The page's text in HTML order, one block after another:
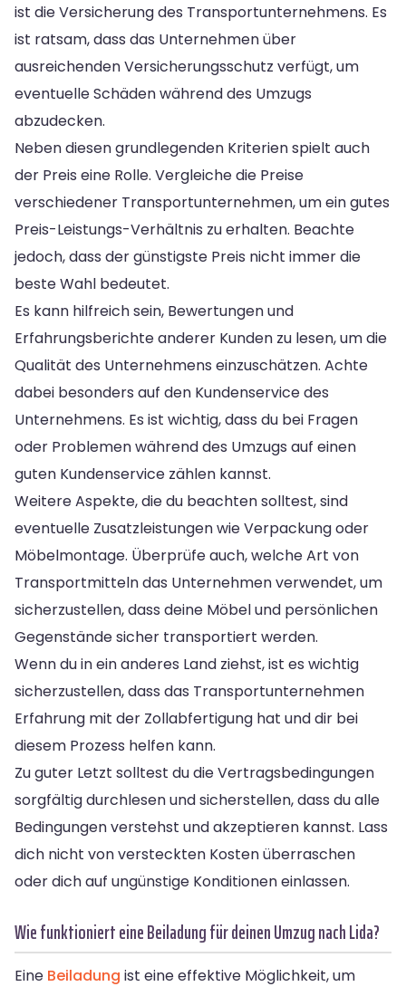
ist die Versicherung des Transportunternehmens. Es
ist ratsam, dass das Unternehmen über
ausreichenden Versicherungsschutz verfügt, um
eventuelle Schäden während des Umzugs
abzudecken.
Neben diesen grundlegenden Kriterien spielt auch
der Preis eine Rolle. Vergleiche die Preise
verschiedener Transportunternehmen, um ein gutes
Preis-Leistungs-Verhältnis zu erhalten. Beachte
jedoch, dass der günstigste Preis nicht immer die
beste Wahl bedeutet.
Es kann hilfreich sein, Bewertungen und
Erfahrungsberichte anderer Kunden zu lesen, um die
Qualität des Unternehmens einzuschätzen. Achte
dabei besonders auf den Kundenservice des
Unternehmens. Es ist wichtig, dass du bei Fragen
oder Problemen während des Umzugs auf einen
guten Kundenservice zählen kannst.
Weitere Aspekte, die du beachten solltest, sind
eventuelle Zusatzleistungen wie Verpackung oder
Möbelmontage. Überprüfe auch, welche Art von
Transportmitteln das Unternehmen verwendet, um
sicherzustellen, dass deine Möbel und persönlichen
Gegenstände sicher transportiert werden.
Wenn du in ein anderes Land ziehst, ist es wichtig
sicherzustellen, dass das Transportunternehmen
Erfahrung mit der Zollabfertigung hat und dir bei
diesem Prozess helfen kann.
Zu guter Letzt solltest du die Vertragsbedingungen
sorgfältig durchlesen und sicherstellen, dass du alle
Bedingungen verstehst und akzeptieren kannst. Lass
dich nicht von versteckten Kosten überraschen
oder dich auf ungünstige Konditionen einlassen.
Wie funktioniert eine Beiladung für deinen Umzug nach Lida?
Eine Beiladung ist eine effektive Möglichkeit, um